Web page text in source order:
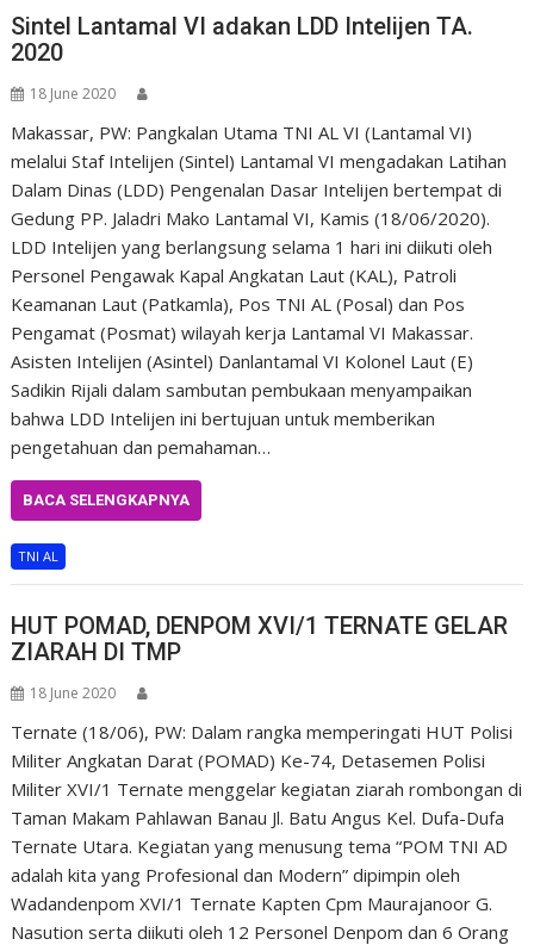
Sintel Lantamal VI adakan LDD Intelijen TA.
2020
18 June 2020
Makassar, PW: Pangkalan Utama TNI AL VI (Lantamal VI)
melalui Staf Intelijen (Sintel) Lantamal VI mengadakan Latihan
Dalam Dinas (LDD) Pengenalan Dasar Intelijen bertempat di
Gedung PP. Jaladri Mako Lantamal VI, Kamis (18/06/2020).
LDD Intelijen yang berlangsung selama 1 hari ini diikuti oleh
Personel Pengawak Kapal Angkatan Laut (KAL), Patroli
Keamanan Laut (Patkamla), Pos TNI AL (Posal) dan Pos
Pengamat (Posmat) wilayah kerja Lantamal VI Makassar.
Asisten Intelijen (Asintel) Danlantamal VI Kolonel Laut (E)
Sadikin Rijali dalam sambutan pembukaan menyampaikan
bahwa LDD Intelijen ini bertujuan untuk memberikan
pengetahuan dan pemahaman…
BACA SELENGKAPNYA
TNI AL
HUT POMAD, DENPOM XVI/1 TERNATE GELAR
ZIARAH DI TMP
18 June 2020
Ternate (18/06), PW: Dalam rangka memperingati HUT Polisi
Militer Angkatan Darat (POMAD) Ke-74, Detasemen Polisi
Militer XVI/1 Ternate menggelar kegiatan ziarah rombongan di
Taman Makam Pahlawan Banau Jl. Batu Angus Kel. Dufa-Dufa
Ternate Utara. Kegiatan yang menusung tema “POM TNI AD
adalah kita yang Profesional dan Modern” dipimpin oleh
Wadandenpom XVI/1 Ternate Kapten Cpm Maurajanoor G.
Nasution serta diikuti oleh 12 Personel Denpom dan 6 Orang